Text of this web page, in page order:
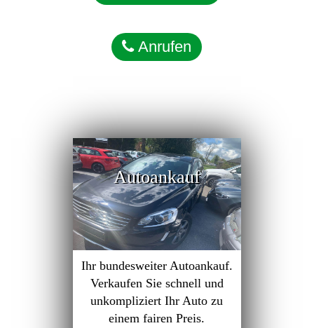
Anrufen
Autoankauf
Ihr bundesweiter Autoankauf.
Verkaufen Sie schnell und
unkompliziert Ihr Auto zu
einem fairen Preis.